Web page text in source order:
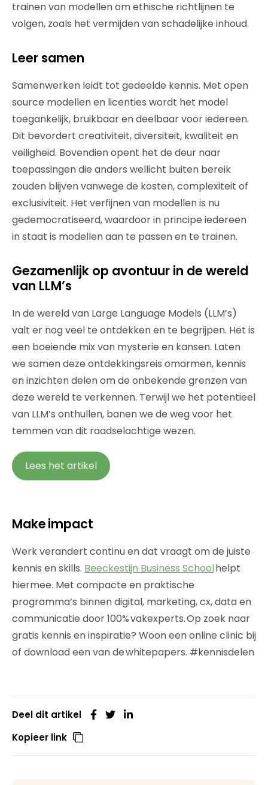
trainen van modellen om ethische richtlijnen te
volgen, zoals het vermijden van schadelijke inhoud.
Leer samen
Samenwerken leidt tot gedeelde kennis. Met open
source modellen en licenties wordt het model
toegankelijk, bruikbaar en deelbaar voor iedereen.
Dit bevordert creativiteit, diversiteit, kwaliteit en
veiligheid. Bovendien opent het de deur naar
toepassingen die anders wellicht buiten bereik
zouden blijven vanwege de kosten, complexiteit of
exclusiviteit. Het verfijnen van modellen is nu
gedemocratiseerd, waardoor in principe iedereen
in staat is modellen aan te passen en te trainen.
Gezamenlijk op avontuur in de wereld
van LLM’s
In de wereld van Large Language Models (LLM’s)
valt er nog veel te ontdekken en te begrijpen. Het is
een boeiende mix van mysterie en kansen. Laten
we samen deze ontdekkingsreis omarmen, kennis
en inzichten delen om de onbekende grenzen van
deze wereld te verkennen. Terwijl we het potentieel
van LLM’s onthullen, banen we de weg voor het
temmen van dit raadselachtige wezen.
Lees het artikel
Make impact
Werk verandert continu en dat vraagt om de juiste
kennis en skills. Beeckestijn Business Schoolhelpt
hiermee. Met compacte en praktische
programma’s binnen digital, marketing, cx, data en
communicatie door 100% vakexperts. Op zoek naar
gratis kennis en inspiratie? Woon een online clinic bij
of download een van de whitepapers. #kennisdelen
Deel dit artikel
Kopieer link